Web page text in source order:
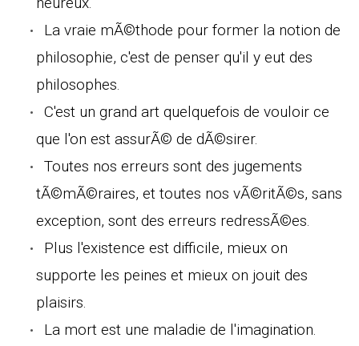
La vraie mÃ©thode pour former la notion de
philosophie, c'est de penser qu'il y eut des
philosophes.
C'est un grand art quelquefois de vouloir ce
que l'on est assurÃ© de dÃ©sirer.
Toutes nos erreurs sont des jugements
tÃ©mÃ©raires, et toutes nos vÃ©ritÃ©s, sans
exception, sont des erreurs redressÃ©es.
Plus l'existence est difficile, mieux on
supporte les peines et mieux on jouit des
plaisirs.
La mort est une maladie de l'imagination.